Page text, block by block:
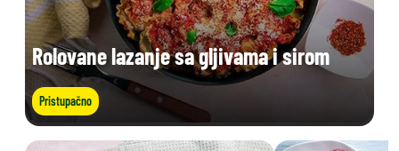
Rolovane lazanje sa gljivama i sirom
Pristupačno